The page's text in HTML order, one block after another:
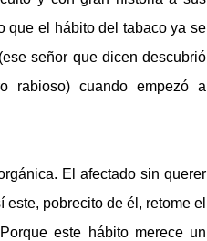
que el hábito del tabaco ya se
señor que dicen descubrió
rabioso) cuando empezó a
El afectado sin querer
pobrecito de él, retome el
este hábito merece un